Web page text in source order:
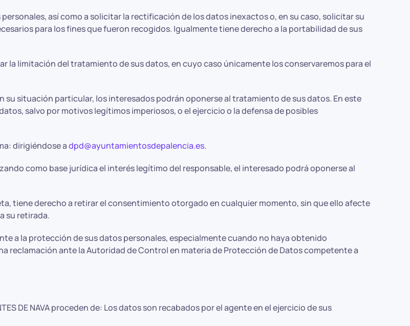
así como a solicitar la rectificación de los datos inexactos o, en su caso, solicitar su
para los fines que fueron recogidos. Igualmente tiene derecho a la portabilidad de sus
la limitación del tratamiento de sus datos, en cuyo caso únicamente los conservaremos para el
situación particular, los interesados podrán oponerse al tratamiento de sus datos. En este
datos, salvo por motivos legítimos imperiosos, o el ejercicio o la defensa de posibles
dirigiéndose adpd@ayuntamientosdepalencia.es.
como base jurídica el interés legítimo del responsable, el interesado podrá oponerse al
tiene derecho a retirar el consentimiento otorgado en cualquier momento, sin que ello afecte
su retirada.
a la protección de sus datos personales, especialmente cuando no haya obtenido
reclamación ante la Autoridad de Control en materia de Protección de Datos competente a
DE NAVA proceden de: Los datos son recabados por el agente en el ejercicio de sus